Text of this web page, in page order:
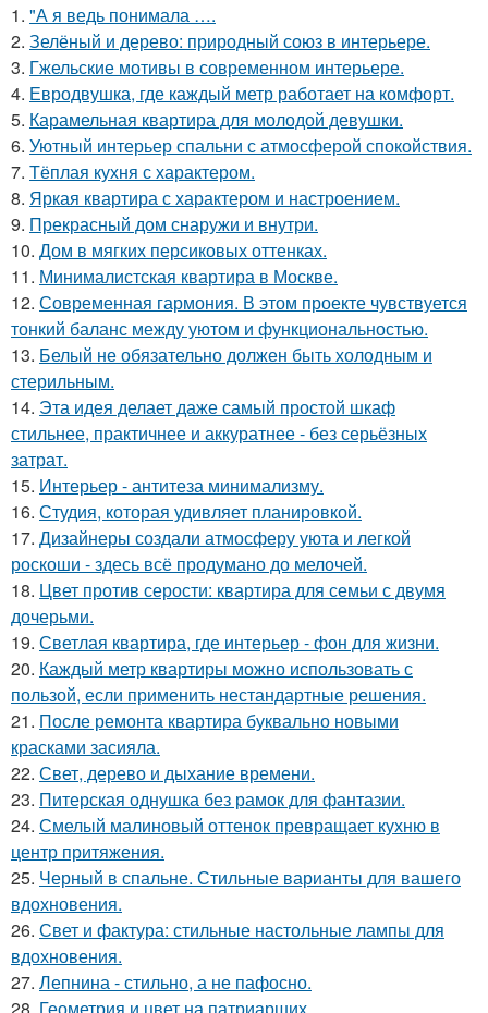
1. "А я ведь понимала ….
2. Зелёный и дерево: природный союз в интерьере.
3. Гжельские мотивы в современном интерьере.
4. Евродвушка, где каждый метр работает на комфорт.
5. Карамельная квартира для молодой девушки.
6. Уютный интерьер спальни с атмосферой спокойствия.
7. Тёплая кухня с характером.
8. Яркая квартира с характером и настроением.
9. Прекрасный дом снаружи и внутри.
10. Дом в мягких персиковых оттенках.
11. Минималистская квартира в Москве.
12. Современная гармония. В этом проекте чувствуется
тонкий баланс между уютом и функциональностью.
13. Белый не обязательно должен быть холодным и
стерильным.
14. Эта идея делает даже самый простой шкаф
стильнее, практичнее и аккуратнее - без серьёзных
затрат.
15. Интерьер - антитеза минимализму.
16. Студия, которая удивляет планировкой.
17. Дизайнеры создали атмосферу уюта и легкой
роскоши - здесь всё продумано до мелочей.
18. Цвет против серости: квартира для семьи с двумя
дочерьми.
19. Светлая квартира, где интерьер - фон для жизни.
20. Каждый метр квартиры можно использовать с
пользой, если применить нестандартные решения.
21. После ремонта квартира буквально новыми
красками засияла.
22. Свет, дерево и дыхание времени.
23. Питерская однушка без рамок для фантазии.
24. Смелый малиновый оттенок превращает кухню в
центр притяжения.
25. Черный в спальне. Стильные варианты для вашего
вдохновения.
26. Свет и фактура: стильные настольные лампы для
вдохновения.
27. Лепнина - стильно, а не пафосно.